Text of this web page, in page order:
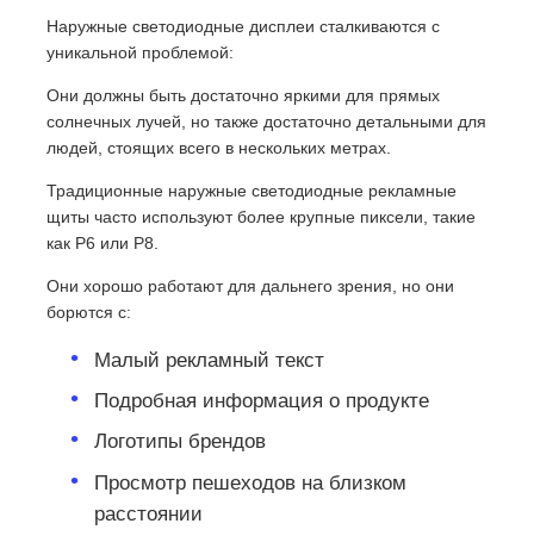
О нас
Экскурсия по фабрике
Контроль качества
Запросить расценки
Наружные светодиодные дисплеи сталкиваются с
уникальной проблемой:
Они должны быть достаточно яркими для прямых
солнечных лучей, но также достаточно детальными для
людей, стоящих всего в нескольких метрах.
Традиционные наружные светодиодные рекламные
щиты часто используют более крупные пиксели, такие
как P6 или P8.
Они хорошо работают для дальнего зрения, но они
борются с:
Малый рекламный текст
Подробная информация о продукте
Логотипы брендов
Просмотр пешеходов на близком
расстоянии